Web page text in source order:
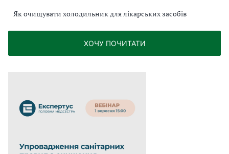
Як очищувати холодильник для лікарських засобів
ХОЧУ ПОЧИТАТИ